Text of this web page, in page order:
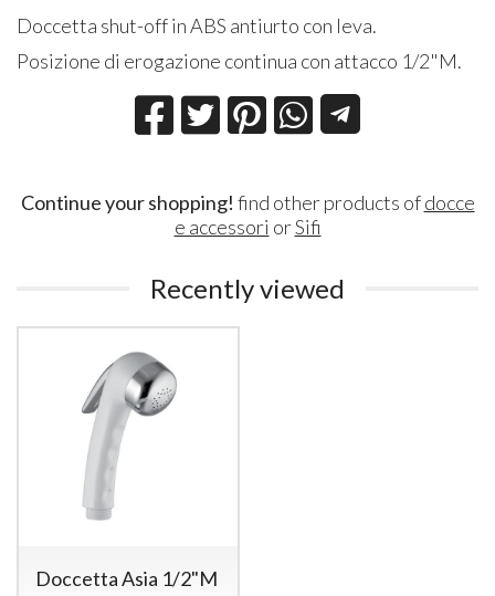
Doccetta shut-off in ABS antiurto con leva.
Posizione di erogazione continua con attacco 1/2"M.
Continue your shopping! find other products ofdocce
e accessori orSifi
Recently viewed
Doccetta Asia 1/2"M